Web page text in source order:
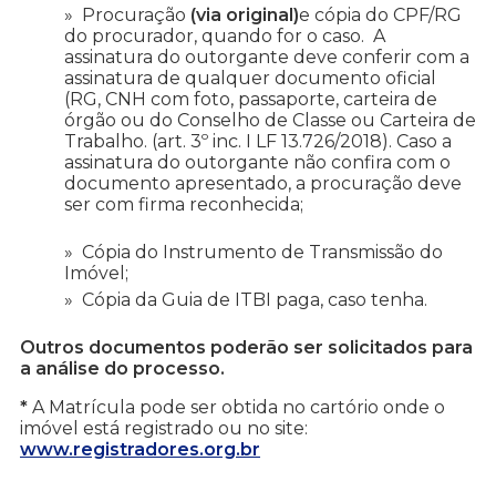
Procuração (via original)e cópia do CPF/RG
do procurador, quando for o caso. A
assinatura do outorgante deve conferir com a
assinatura de qualquer documento oficial
(RG, CNH com foto, passaporte, carteira de
órgão ou do Conselho de Classe ou Carteira de
Trabalho. (art. 3º inc. I LF 13.726/2018). Caso a
assinatura do outorgante não confira com o
documento apresentado, a procuração deve
ser com firma reconhecida;
Cópia do Instrumento de Transmissão do
Imóvel;
Cópia da Guia de ITBI paga, caso tenha.
Outros documentos poderão ser solicitados para
a análise do processo.
* A Matrícula pode ser obtida no cartório onde o
imóvel está registrado ou no site:
www.registradores.org.br